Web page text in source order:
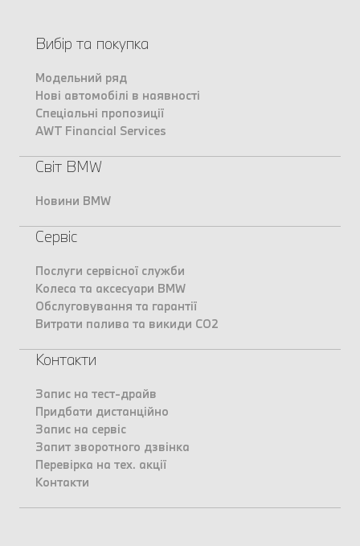
Вибір та покупка
Модельний ряд
Нові автомобілі в наявності
Спеціальні пропозиції
AWT Financial Services
Світ BMW
Новини BMW
Сервіс
Послуги сервісної служби
Колеса та аксесуари BMW
Обслуговування та гарантії
Витрати палива та викиди CO2
Контакти
Запис на тест-драйв
Придбати дистанційно
Запис на сервіс
Запит зворотного дзвінка
Перевірка на тех. акції
Контакти